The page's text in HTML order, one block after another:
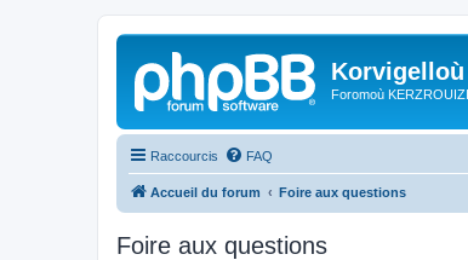
Korvigelloù
Foromoù
Raccourcis FAQ
Accueil du forum Foire aux questions
Foire aux questions